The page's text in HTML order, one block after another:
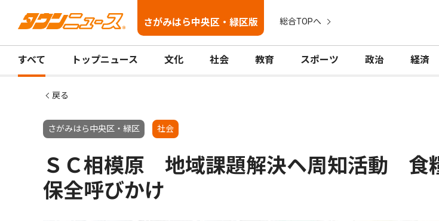
さがみはら中央区・緑区版 総合TOPへ
すべて トップニュース 文化 社会 教育 スポーツ 政治 経済
戻る
さがみはら中央区・緑区 社会
ＳＣ相模原 地域課題解決ヘ周知活動 食
保全呼びかけ